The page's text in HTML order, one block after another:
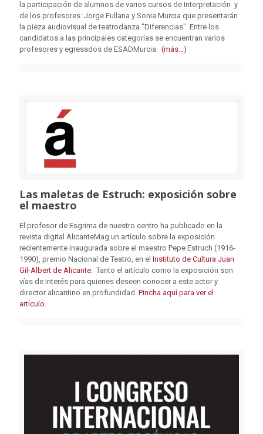
la participación de alumnos de varios cursos de Interpretación y
de los profesores: Jorge Fullana y Sonia Murcia que presentarán
la pieza audiovisual de teatrodanza "Diferencias". Entre los
candidatos a las principales categorías se encuentran varios
profesores y egresados de ESADMurcia. (más…)
Las maletas de Estruch: exposición sobre
el maestro
El profesor de Esgrima de nuestro centro ha publicado en la
revista digital AlicanteMag un artículo sobre la exposición
recientemente inaugurada sobre el maestro Pepe Estruch (1916-
1990), premio Nacional de Teatro, en el Instituto de Cultura Juan
Gil-Albert de Alicante. Tanto el artículo como la exposición son
vías de interés para quienes deseen conocer a este actor y
director alicantino en profundidad. Pincha aquí para ver el
artículo.